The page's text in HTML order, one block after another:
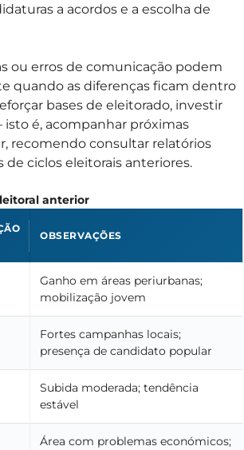
a acordos e a escolha de
ou erros de comunicação podem
quando as diferenças ficam dentro
bases de eleitorado, investir
é, acompanhar próximas
recomendo consultar relatórios
ciclos eleitorais anteriores.
anterior
OBSERVAÇÕES
Ganho em áreas periurbanas;
mobilização jovem
Fortes campanhas locais;
presença de candidato popular
Subida moderada; tendência
estável
Área com problemas económicos;